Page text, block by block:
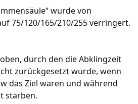
wurde von
75/120/165/210/255 verringert.
durch den die Abklingzeit
zurückgesetzt wurde, wenn
das Ziel waren und während
starben.